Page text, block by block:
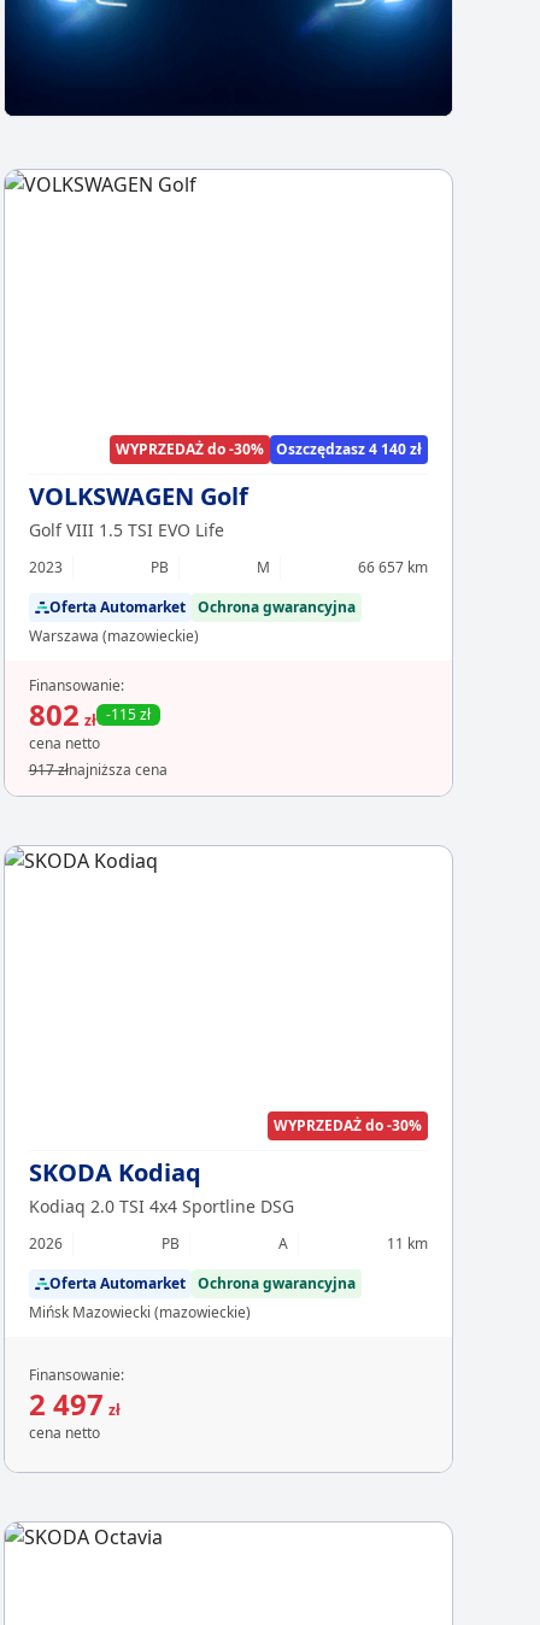
WYPRZEDAŻ do -30% Oszczędzasz 4 140 zł
VOLKSWAGEN Golf
Golf VIII 1.5 TSI EVO Life
2023 PB M
66 657 km
Oferta Automarket
Ochrona gwarancyjna
Warszawa (mazowieckie)
Finansowanie:
802 zł -115 zł
cena netto
917 złnajniższa cena
WYPRZEDAŻ do -30%
SKODA Kodiaq
Kodiaq 2.0 TSI 4x4 Sportline DSG
2026 PB A
11 km
Oferta Automarket
Ochrona gwarancyjna
Mińsk Mazowiecki (mazowieckie)
Finansowanie:
2 497 zł
cena netto